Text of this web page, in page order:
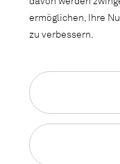
ermöglichen, Ihre
zu verbessern.